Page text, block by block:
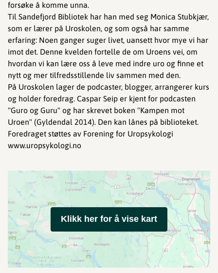
forsøke å komme unna.
Til Sandefjord Bibliotek har han med seg Monica Stubkjær,
som er lærer på Uroskolen, og som også har samme
erfaring: Noen ganger suger livet, uansett hvor mye vi har
imot det. Denne kvelden fortelle de om Uroens vei, om
hvordan vi kan lære oss å leve med indre uro og finne et
nytt og mer tilfredsstillende liv sammen med den.
På Uroskolen lager de podcaster, blogger, arrangerer kurs
og holder foredrag. Caspar Seip er kjent for podcasten
"Guro og Guru" og har skrevet boken "Kampen mot
Uroen" (Gyldendal 2014). Den kan lånes på biblioteket.
Foredraget støttes av Forening for Uropsykologi
www.uropsykologi.no
Klikk her for å vise kart